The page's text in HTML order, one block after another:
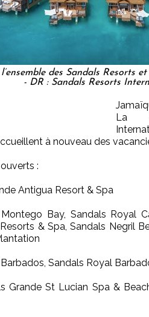
des Sandals Resorts
- DR : Sandals Resorts
La
à nouveau des
:
Antigua Resort & Spa
Bay, Sandals Royal
& Spa, Sandals Negril
Sandals Royal
Grande St Lucian Spa &